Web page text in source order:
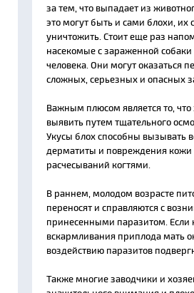
за тем, что выпадает из
это могут быть и сами блохи, их
уничтожить. Стоит еще раз
насекомые с зараженной
человека. Они могут оказаться
сложных, серьезных и опасных
Важным плюсом является то,
выявить путем тщательного
Укусы блох способны вызывать
дерматиты и повреждения кожи
расчесываний когтями.
В раннем, молодом возрасте
переносят и справляются с
принесенными паразитом. Если
вскармливания приплода мать
воздействию паразитов
Также многие заводчики и